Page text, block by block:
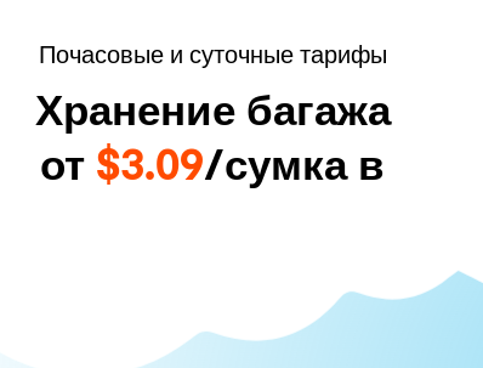
Почасовые и суточные тарифы
Хранение багажа
от $3.09/сумка в